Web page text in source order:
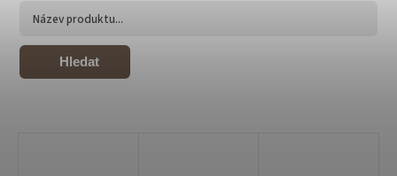
Hledat